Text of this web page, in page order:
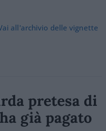
all'archivio delle vignette
pretesa di
già pagato